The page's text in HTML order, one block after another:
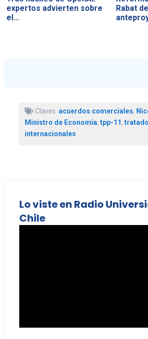
expertos advierten sobre
el…
Rabat
Claves: acuerdos comerciales,
Ministro de Economía, tpp-11,
internacionales
Lo viste en Radio
Chile